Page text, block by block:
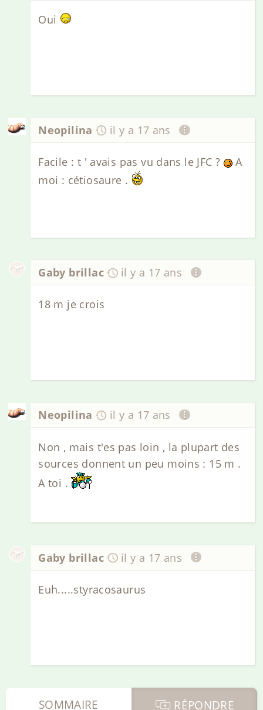
Oui
Neopilina il y a 17 ans
Facile : t ' avais pas vu dans le JFC ?
A
moi : cétiosaure .
Gaby brillac il y a 17 ans
18 m je crois
Neopilina il y a 17 ans
Non , mais t'es pas loin , la plupart des
sources donnent un peu moins : 15 m .
A toi .
Gaby brillac il y a 17 ans
Euh.....styracosaurus
RÉPONDRE
SOMMAIRE